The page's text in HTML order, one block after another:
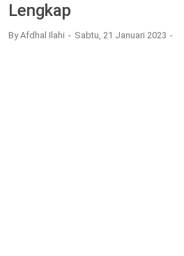
Lengkap
ByAfdhal Ilahi Sabtu, 21 Januari 2023